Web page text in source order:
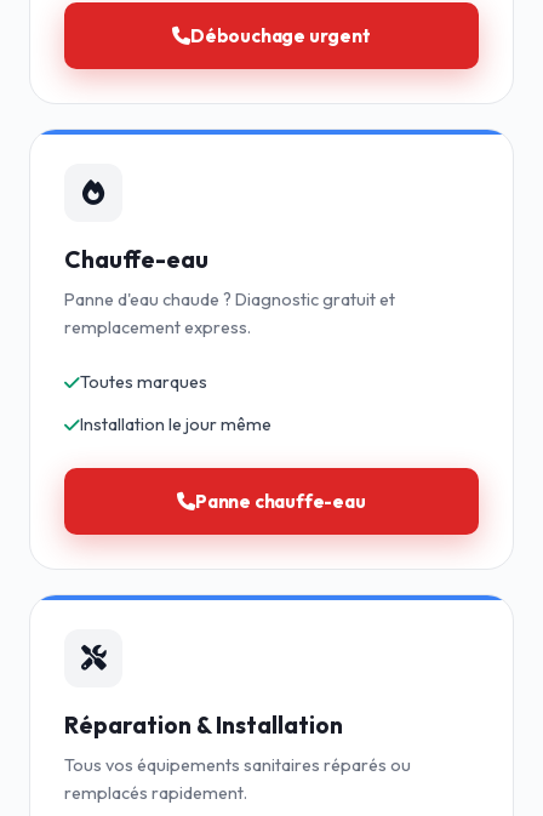
Débouchage urgent
Chauffe-eau
Panne d'eau chaude ? Diagnostic gratuit et
remplacement express.
Toutes marques
Installation le jour même
Panne chauffe-eau
Réparation & Installation
Tous vos équipements sanitaires réparés ou
remplacés rapidement.